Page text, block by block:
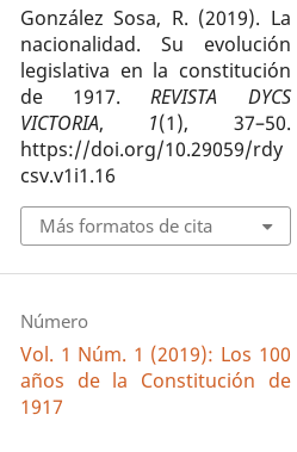
González Sosa, R. (2019). La
nacionalidad. Su evolución
legislativa en la constitución
de 1917.REVISTA DYCS
VICTORIA, 1(1), 37–50.
https://doi.org/10.29059/rdy
csv.v1i1.16
Más formatos de cita
Número
Vol. 1 Núm. 1 (2019): Los 100
años de la Constitución de
1917